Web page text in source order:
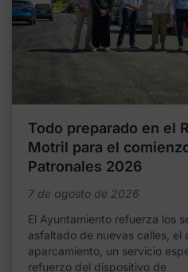
Todo preparado en el
Motril para el
Patronales 2026
7 de agosto de 2026
El Ayuntamiento refuerza los
asfaltado de nuevas calles, el
aparcamiento, un servicio
refuerzo del dispositivo de